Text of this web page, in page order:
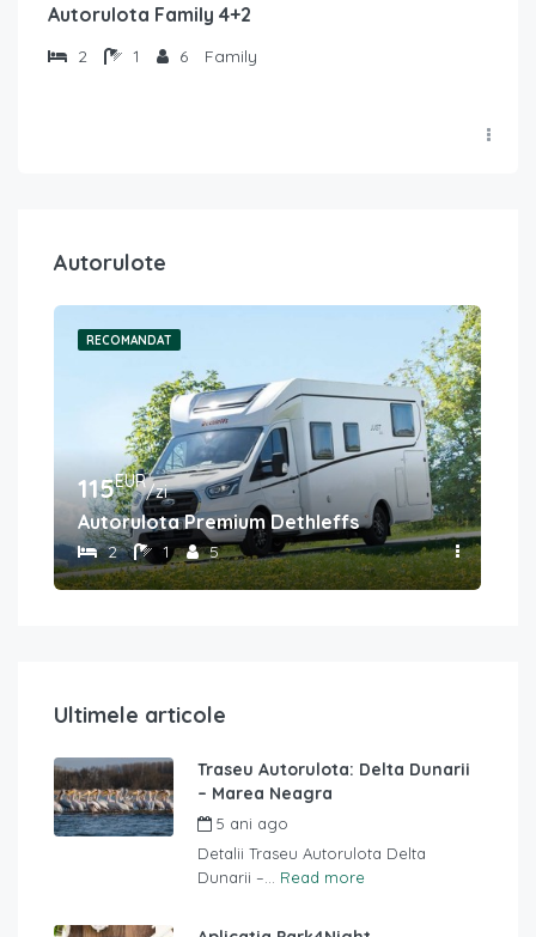
Autorulota Family 4+2
2 1 6 Family
Autorulote
RECOMANDAT
115EUR/zi
Autorulota Premium Dethleffs
2 1 5
Ultimele articole
Traseu Autorulota: Delta Dunarii
– Marea Neagra
5 ani ago
Detalii Traseu Autorulota Delta
Dunarii –... Read more